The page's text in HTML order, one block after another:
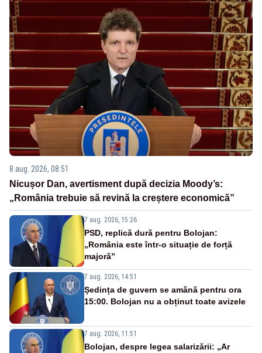
8 aug. 2026, 08:51
Nicușor Dan, avertisment după decizia Moody’s:
„România trebuie să revină la creștere economică”
7 aug. 2026, 15:26
PSD, replică dură pentru Bolojan:
„România este într-o situație de forță
majoră”
7 aug. 2026, 14:51
Ședința de guvern se amână pentru ora
15:00. Bolojan nu a obținut toate avizele
7 aug. 2026, 11:51
Bolojan, despre legea salarizării: „Ar